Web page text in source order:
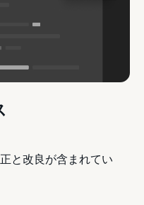
と改良が含まれてい